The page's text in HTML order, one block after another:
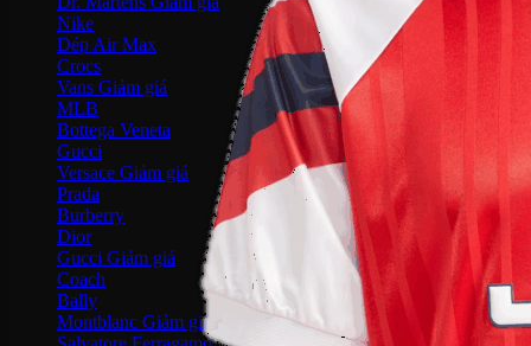
Nike
Dép Air Max
Crocs
Vans
MLB
Bottega Veneta
Gucci
Versace
Prada
Burberry
Dior
Gucci
Coach
Bally
Montblanc